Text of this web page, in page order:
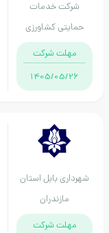
شرکت خدمات
حمایتی کشاورزی
استان خوزستان
مهلت شرکت
1405/05/26
شهرداری بابل استان
مازندران
مهلت شرکت